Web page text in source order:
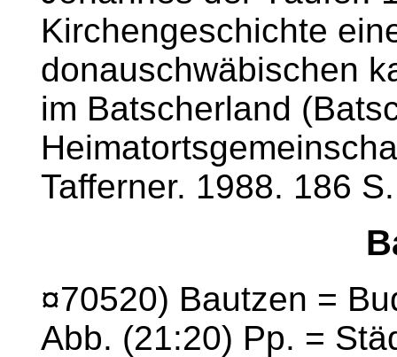
Kirchengeschichte
donauschwäbischen
im Batscherland
Tafferner. 1988. 186
¤70520) Bautzen =
Abb. (21:20) Pp. =